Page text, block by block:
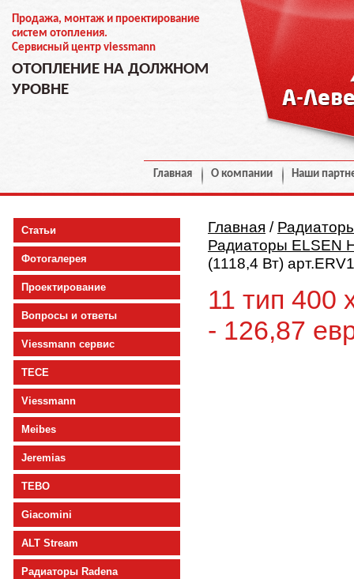
Главная О компании Наши
Продажа, монтаж и проектирование
систем отопления.
Сервисный центр viessmann
ОТОПЛЕНИЕ НА ДОЛЖНОМ
УРОВНЕ
Статьи
Фотогалерея
Проектирование
Вопросы и ответы
Viessmann сервис
TECE
Viessmann
Meibes
Jeremias
TEBO
Giacomini
ALT Stream
Радиаторы Radena
Главная /
Радиаторы ELSEN
(1118,4 Вт)
11 тип 400
- 126,87